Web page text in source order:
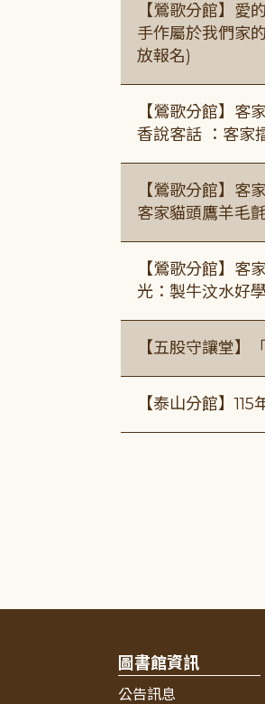
【鶯歌分館】愛
手作屬於我們家
放報名)
【鶯歌分館】客
香說客話 ：客家
【鶯歌分館】客
客家貓頭鷹羊毛
【鶯歌分館】客
光：製牛汶水好
【五股守讓堂
【泰山分館】
圖書館資訊
公告訊息